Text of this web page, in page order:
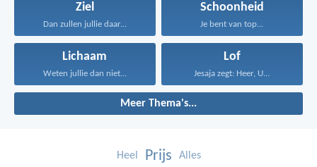
Ziel
Dan zullen jullie daar...
Schoonheid
Je bent van top...
Lichaam
Weten jullie dan niet...
Lof
Jesaja zegt: Heer, U...
Meer Thema's...
Heel Prijs Alles